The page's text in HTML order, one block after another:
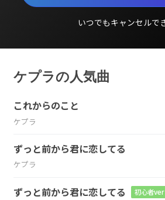
いつでもキャンセルで
ケプラの人気曲
これからのこと
ケプラ
ずっと前から君に恋してる
ケプラ
ずっと前から君に恋してる 初心者ver